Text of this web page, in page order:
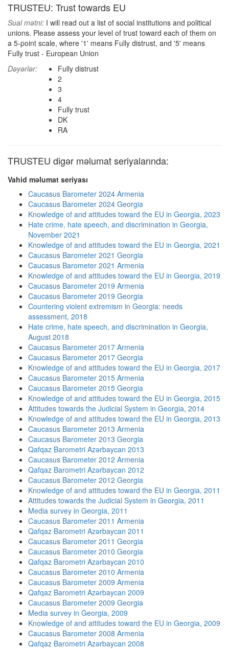
TRUSTEU: Trust towards EU
Sual mətni: I will read out a list of social institutions and political
unions. Please assess your level of trust toward each of them on
a 5-point scale, where '1' means Fully distrust, and '5' means
Fully trust - European Union
Dəyərlər:
Fully distrust
2
3
4
Fully trust
DK
RA
TRUSTEU digər məlumat seriyalarında:
Vahid məlumat seriyası
Caucasus Barometer 2024 Armenia
Caucasus Barometer 2024 Georgia
Knowledge of and attitudes toward the EU in Georgia, 2023
Hate crime, hate speech, and discrimination in Georgia,
November 2021
Knowledge of and attitudes toward the EU in Georgia, 2021
Caucasus Barometer 2021 Georgia
Caucasus Barometer 2021 Armenia
Knowledge of and attitudes toward the EU in Georgia, 2019
Caucasus Barometer 2019 Armenia
Caucasus Barometer 2019 Georgia
Countering violent extremism in Georgia: needs
assessment, 2018
Hate crime, hate speech, and discrimination in Georgia,
August 2018
Caucasus Barometer 2017 Armenia
Caucasus Barometer 2017 Georgia
Knowledge of and attitudes toward the EU in Georgia, 2017
Caucasus Barometer 2015 Armenia
Caucasus Barometer 2015 Georgia
Knowledge of and attitudes toward the EU in Georgia, 2015
Attitudes towards the Judicial System in Georgia, 2014
Knowledge of and attitudes toward the EU in Georgia, 2013
Caucasus Barometer 2013 Armenia
Caucasus Barometer 2013 Georgia
Qafqaz Barometri Azərbaycan 2013
Caucasus Barometer 2012 Armenia
Qafqaz Barometri Azərbaycan 2012
Caucasus Barometer 2012 Georgia
Knowledge of and attitudes toward the EU in Georgia, 2011
Attitudes towards the Judicial System in Georgia, 2011
Media survey in Georgia, 2011
Caucasus Barometer 2011 Armenia
Qafqaz Barometri Azərbaycan 2011
Caucasus Barometer 2011 Georgia
Caucasus Barometer 2010 Georgia
Qafqaz Barometri Azərbaycan 2010
Caucasus Barometer 2010 Armenia
Caucasus Barometer 2009 Armenia
Qafqaz Barometri Azərbaycan 2009
Caucasus Barometer 2009 Georgia
Media survey in Georgia, 2009
Knowledge of and attitudes toward the EU in Georgia, 2009
Caucasus Barometer 2008 Armenia
Qafqaz Barometri Azərbaycan 2008